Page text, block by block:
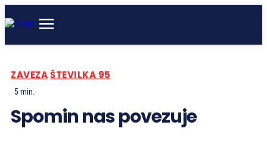
ZAVEZAŠTEVILKA 95
5 min.
Spomin nas povezuje